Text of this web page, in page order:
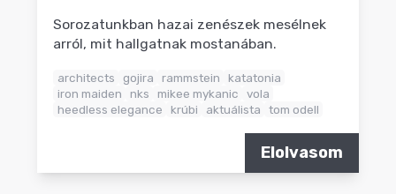
Sorozatunkban hazai zenészek mesélnek
arról, mit hallgatnak mostanában.
architects gojira rammstein
katatonia
iron maiden
nks mikee mykanic
vola
heedless elegance
krúbi aktuálista tom odell
Elolvasom